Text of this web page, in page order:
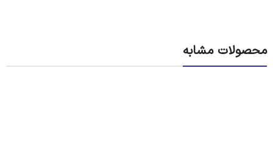
محصولات مشابه